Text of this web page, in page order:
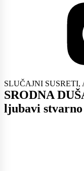
SLUČAJNI SUSRETI,
SRODNA
ljubavi